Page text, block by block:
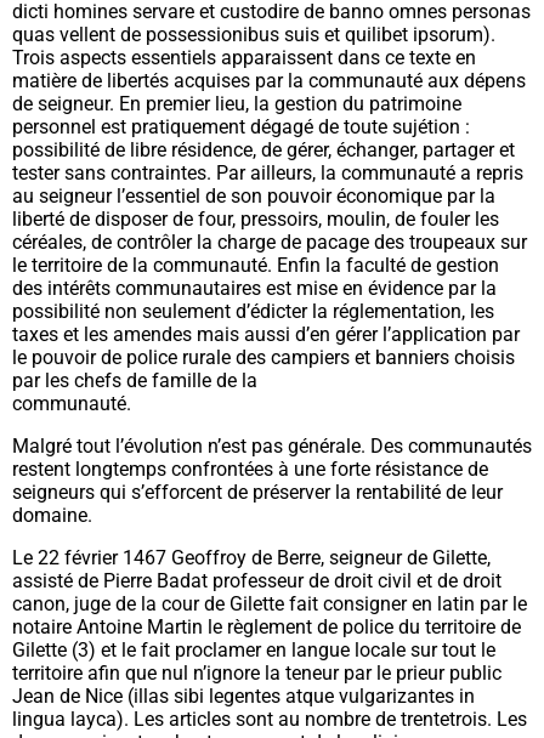
dicti homines servare et custodire de banno omnes personas
quas vellent de possessionibus suis et quilibet ipsorum).
Trois aspects essentiels apparaissent dans ce texte en
matière de libertés acquises par la communauté aux dépens
de seigneur. En premier lieu, la gestion du patrimoine
personnel est pratiquement dégagé de toute sujétion :
possibilité de libre résidence, de gérer, échanger, partager et
tester sans contraintes. Par ailleurs, la communauté a repris
au seigneur l’essentiel de son pouvoir économique par la
liberté de disposer de four, pressoirs, moulin, de fouler les
céréales, de contrôler la charge de pacage des troupeaux sur
le territoire de la communauté. Enfin la faculté de gestion
des intérêts communautaires est mise en évidence par la
possibilité non seulement d’édicter la réglementation, les
taxes et les amendes mais aussi d’en gérer l’application par
le pouvoir de police rurale des campiers et banniers choisis
par les chefs de famille de la
communauté.
Malgré tout l’évolution n’est pas générale. Des communautés
restent longtemps confrontées à une forte résistance de
seigneurs qui s’efforcent de préserver la rentabilité de leur
domaine.
Le 22 février 1467 Geoffroy de Berre, seigneur de Gilette,
assisté de Pierre Badat professeur de droit civil et de droit
canon, juge de la cour de Gilette fait consigner en latin par le
notaire Antoine Martin le règlement de police du territoire de
Gilette (3) et le fait proclamer en langue locale sur tout le
territoire afin que nul n’ignore la teneur par le prieur public
Jean de Nice (illas sibi legentes atque vulgarizantes in
lingua layca). Les articles sont au nombre de trentetrois. Les